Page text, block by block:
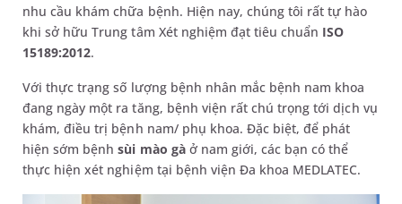
nhu cầu khám chữa bệnh. Hiện nay, chúng tôi rất tự hào
khi sở hữu Trung tâm Xét nghiệm đạt tiêu chuẩn ISO
15189:2012.
Với thực trạng số lượng bệnh nhân mắc bệnh nam khoa
đang ngày một ra tăng, bệnh viện rất chú trọng tới dịch vụ
khám, điều trị bệnh nam/ phụ khoa. Đặc biệt, để phát
hiện sớm bệnhsùi mào gà ở nam giới, các bạn có thể
thực hiện xét nghiệm tại bệnh viện Đa khoa MEDLATEC.